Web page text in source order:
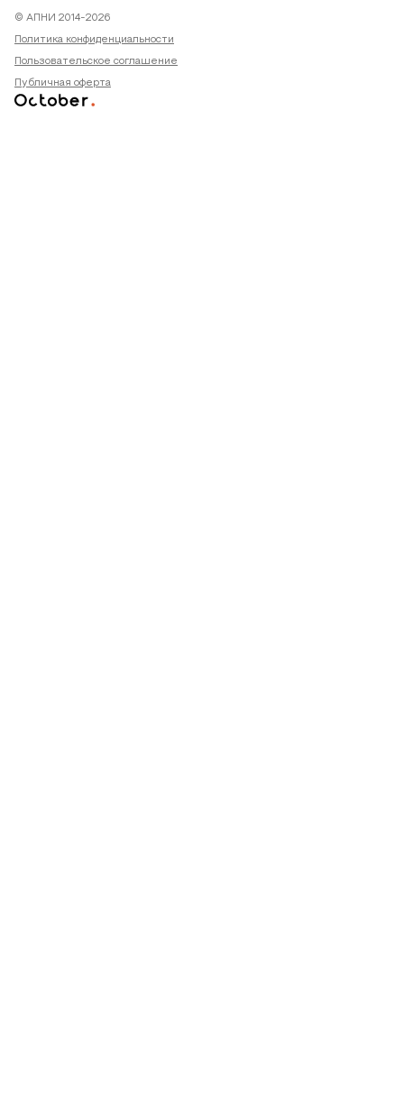
© АПНИ 2014-2026
Политика конфиденциальности
Пользовательское соглашение
Публичная оферта